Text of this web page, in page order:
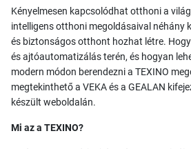
Kényelmesen kapcsolódhat otthoni a
intelligens otthoni megoldásaival néhány
és biztonságos otthont hozhat létre.
és ajtóautomatizálás terén, és hogyan
modern módon berendezni a TEXINO
megtekinthető a VEKA és a GEALAN
készült weboldalán.
Mi az a TEXINO?